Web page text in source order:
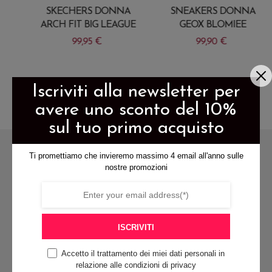
SKECHERS DONNA
ARCH FIT BIG LEAGUE
99,95 €
prodotto
ha
più
varianti.
scelte
pagina
SNEAKERS DONNA
GEOX BLOMIEE
99,90 €
prodotto
ha
più
varianti.
opzioni
essere
scelte
nella
pagina
del
spedizione gratis per ordini di
Iscriviti alla newsletter per
avere uno sconto del 10%
sul tuo primo acquisto
Ti promettiamo che invieremo massimo 4 email all'anno sulle
nostre promozioni
ISCRIVITI
Accetto il trattamento dei miei dati personali in
relazione alle condizioni di privacy